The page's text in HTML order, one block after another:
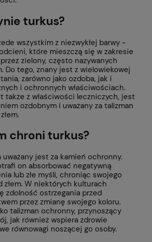
turkus?
wszystkim z niezwykłej barwy -
które mieszczą się w zakresie
zielony, często nazywanych
Do tego, znany jest z wielowiekowej
zarówno jako ozdoba, jak i
i ochronnych właściwościach.
także z właściwości leczniczych, jest
ozdobnym i uważany za talizman
chroni turkus?
uważany jest za kamień ochronny.
on absorbować negatywną
lub złe myśli, chroniąc swojego
złem. W niektórych kulturach
zdolność ostrzegania przed
przez zmianę swojego koloru.
talizman ochronny, przynoszący
jak również wspiera zdrowie
równowagi noszącej go osoby.